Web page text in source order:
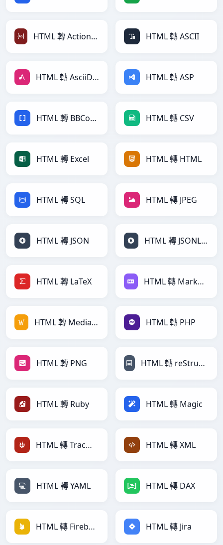
HTML 轉 ActionScript HTML 轉 ASCII
HTML 轉 AsciiDoc HTML 轉 ASP
HTML 轉 BBCode HTML 轉 CSV
HTML 轉 Excel HTML 轉 HTML
HTML 轉 SQL HTML 轉 JPEG
HTML 轉 JSON HTML 轉 JSONLines
HTML 轉 LaTeX HTML 轉 Markdown
HTML 轉 MediaWiki HTML 轉 PHP
HTML 轉 PNG HTML 轉 reStructuredText
HTML 轉 Ruby HTML 轉 Magic
HTML 轉 TracWiki HTML 轉 XML
HTML 轉 YAML HTML 轉 DAX
HTML 轉 Firebase HTML 轉 Jira